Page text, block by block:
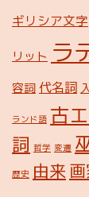
ギリシア文字
リット ラ
容詞 代名詞
ランド語 古
詞 哲学 変遷
歴史 由来